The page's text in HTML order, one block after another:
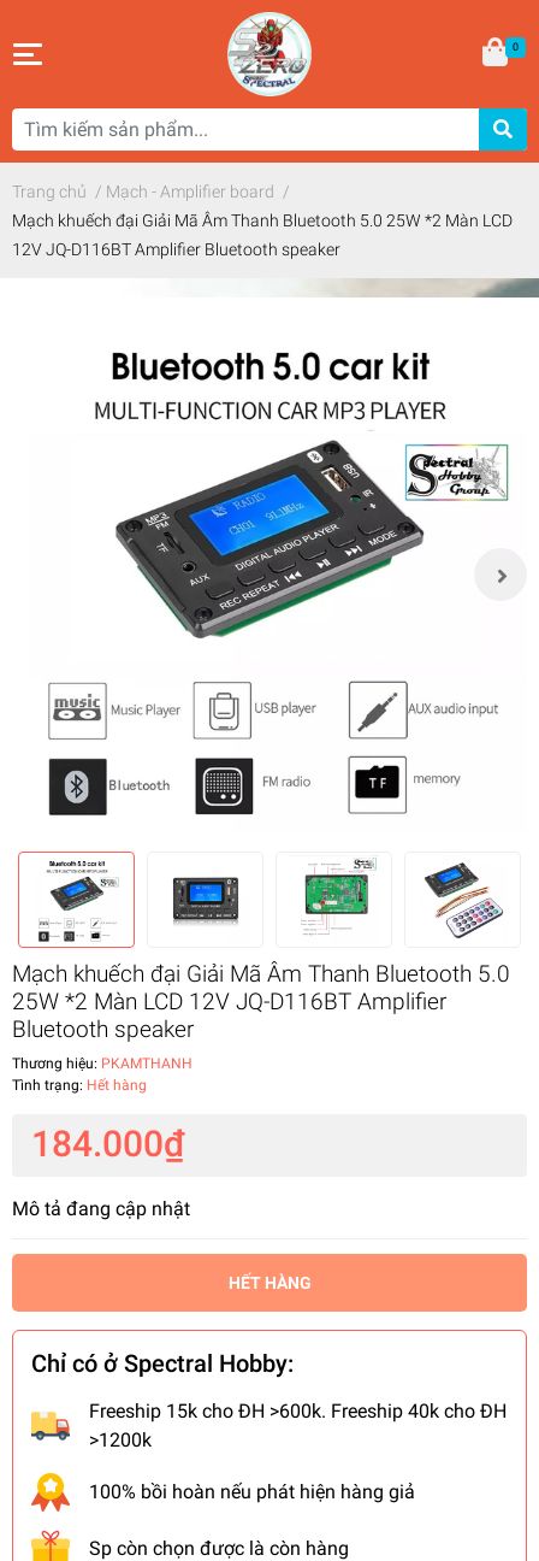
0
Trang chủ / Mạch - Amplifier board /
Mạch khuếch đại Giải Mã Âm Thanh Bluetooth 5.0 25W *2 Màn LCD
12V JQ-D116BT Amplifier Bluetooth speaker
Mạch khuếch đại Giải Mã Âm Thanh Bluetooth 5.0
25W *2 Màn LCD 12V JQ-D116BT Amplifier
Bluetooth speaker
Thương hiệu: PKAMTHANH
Tình trạng: Hết hàng
184.000₫
Mô tả đang cập nhật
HẾT HÀNG
Chỉ có ở Spectral Hobby:
Freeship 15k cho ĐH >600k. Freeship 40k cho ĐH
>1200k
100% bồi hoàn nếu phát hiện hàng giả
Sp còn chọn được là còn hàng